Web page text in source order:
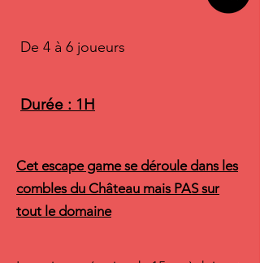
De 4 à 6 joueurs
Durée : 1H
Cet escape game se déroule dans les
combles du Château mais PAS sur
tout le domaine